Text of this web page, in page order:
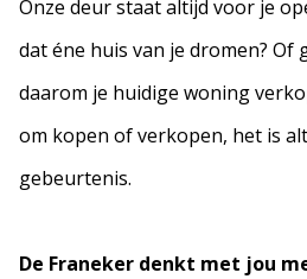
Onze deur staat altijd voor je
dat éne huis van je dromen? Of
daarom je huidige woning
om kopen of verkopen, het is
gebeurtenis.
De Franeker denkt met jou